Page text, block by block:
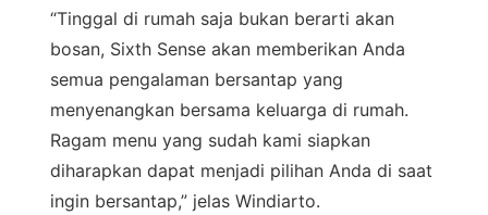
“Tinggal di rumah saja bukan berarti akan
bosan, Sixth Sense akan memberikan Anda
semua pengalaman bersantap yang
menyenangkan bersama keluarga di rumah.
Ragam menu yang sudah kami siapkan
diharapkan dapat menjadi pilihan Anda di saat
ingin bersantap,” jelas Windiarto.